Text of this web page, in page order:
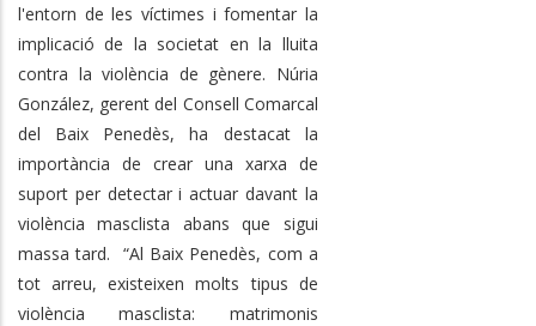
l'entorn de les víctimes i fomentar la
implicació de la societat en la lluita
contra la violència de gènere. Núria
González, gerent del Consell Comarcal
del Baix Penedès, ha destacat la
importància de crear una xarxa de
suport per detectar i actuar davant la
violència masclista abans que sigui
massa tard. “Al Baix Penedès, com a
tot arreu, existeixen molts tipus de
violència masclista: matrimonis